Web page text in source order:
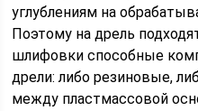
углублениям на
Поэтому на дрель
шлифовки способные
дрели: либо резиновые,
между пластмассовой